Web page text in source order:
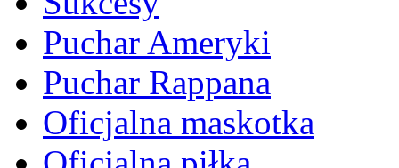
Puchar Ameryki
Puchar Rappana
Oficjalna maskotka